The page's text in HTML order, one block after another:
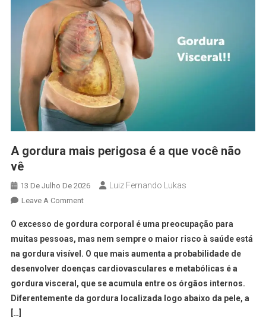
A gordura mais perigosa é a que você não
vê
13 De Julho De 2026 Luiz Fernando Lukas
Leave A Comment
O excesso de gordura corporal é uma preocupação para
muitas pessoas, mas nem sempre o maior risco à saúde está
na gordura visível. O que mais aumenta a probabilidade de
desenvolver doenças cardiovasculares e metabólicas é a
gordura visceral, que se acumula entre os órgãos internos.
Diferentemente da gordura localizada logo abaixo da pele, a
[…]